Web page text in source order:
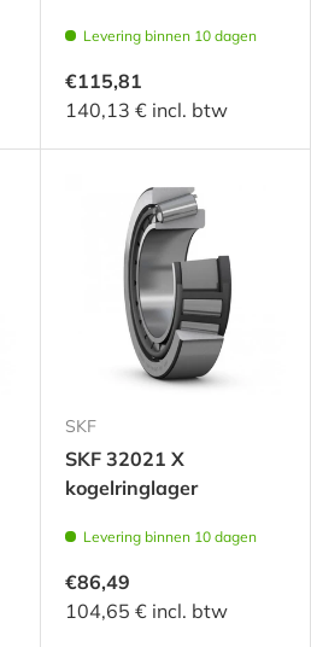
Levering binnen 10 dagen
€115,81
140,13 € incl. btw
SKF
SKF 32021 X
kogelringlager
Levering binnen 10 dagen
€86,49
104,65 € incl. btw